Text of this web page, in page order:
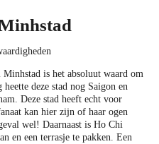
is het absoluut waard om
deze stad nog Saigon en
Deze stad heeft echt voor
kan hier zijn of haar ogen
wel! Daarnaast is Ho Chi
en een terrasje te pakken. Een